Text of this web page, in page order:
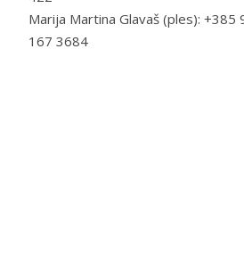
Marija Martina Glavaš (ples): +385
167 3684